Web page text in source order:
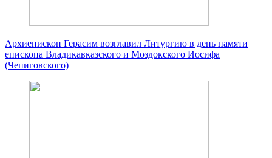
Архиепископ Герасим возглавил Литургию в день памяти
епископа Владикавказского и Моздокского Иосифа
(Чепиговского)